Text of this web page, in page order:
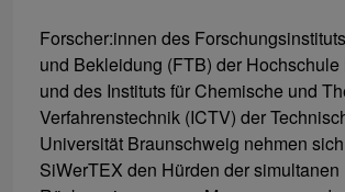
Forscher:innen des
und Bekleidung (FTB) der
und des Instituts für Chemische und
Verfahrenstechnik (ICTV) der
Universität Braunschweig nehmen
SiWerTEX den Hürden der simultanen